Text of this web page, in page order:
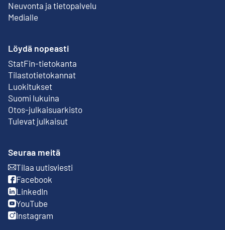
Neuvonta ja tietopalvelu
Medialle
Löydä nopeasti
StatFin-tietokanta
Ulkoinen linkki
Tilastotietokannat
Luokitukset
Suomi lukuina
Otos-julkaisuarkisto
Ulkoinen linkki
Tulevat julkaisut
Seuraa meitä
Tilaa uutisviesti
Ulkoinen linkki
Facebook
Ulkoinen linkki
LinkedIn
Ulkoinen linkki
YouTube
Ulkoinen linkki
Instagram
Ulkoinen linkki